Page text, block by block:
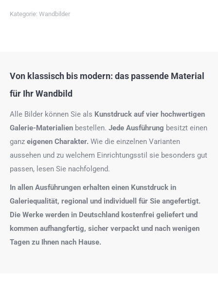
Kategorie: Wandbilder
Von klassisch bis modern: das passende Material
für Ihr Wandbild
Alle Bilder können Sie als Kunstdruck auf vier hochwertigen
Galerie-Materialien bestellen. Jede Ausführung besitzt einen
ganz eigenen Charakter. Wie die einzelnen Varianten
aussehen und zu welchem Einrichtungsstil sie besonders gut
passen, lesen Sie nachfolgend.
In allen Ausführungen erhalten einen Kunstdruck in
Galeriequalität, regional und individuell für Sie angefertigt.
Die Werke werden in Deutschland kostenfrei geliefert und
kommen aufhangfertig, sicher verpackt und nach wenigen
Tagen zu Ihnen nach Hause.